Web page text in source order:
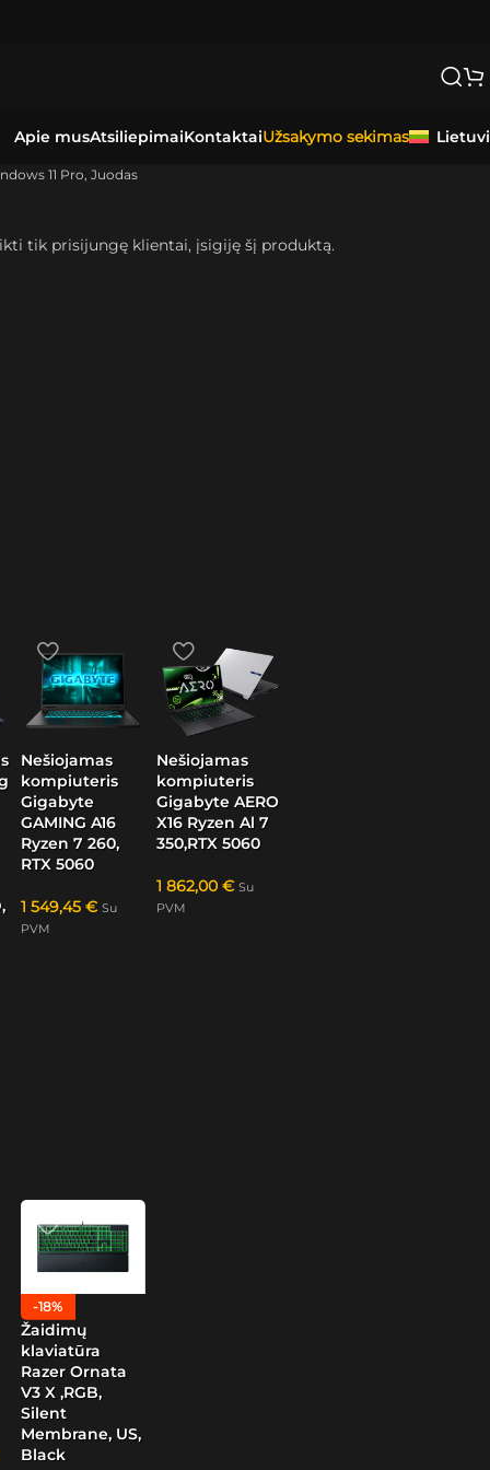
Apie musAtsiliepimaiKontaktaiUžsakymo sekimas
11 Pro, Juodas
tik prisijungę klientai, įsigiję šį produktą.
Nešiojamas
kompiuteris
Gigabyte
GAMING A16
Ryzen 7 260,
RTX 5060
1 549,45 € Su
PVM
Nešiojamas
kompiuteris
Gigabyte AERO
X16 Ryzen Al 7
350,RTX 5060
1 862,00 € Su
PVM
-18%
Žaidimų
klaviatūra
Razer Ornata
V3 X ,RGB,
Silent
Membrane, US,
Black